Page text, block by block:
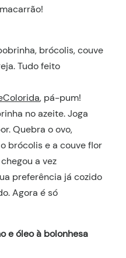
brócolis, couve
Tudo feito
, pá-pum!
no azeite. Joga
Quebra o ovo,
brócolis e a couve flor
a vez
preferência já cozido
Agora é só
e óleo à bolonhesa